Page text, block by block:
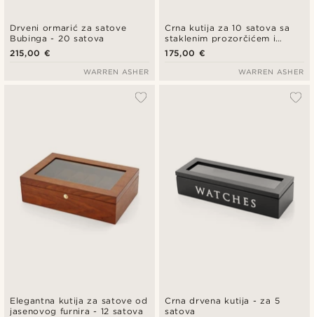
Drveni ormarić za satove
Bubinga - 20 satova
215,00 €
WARREN ASHER
Crna kutija za 10 satova sa
staklenim prozorčićem i
ključem
175,00 €
WARREN ASHER
Elegantna kutija za satove od
jasenovog furnira - 12 satova
Crna drvena kutija - za 5
satova